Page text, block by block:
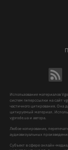
Использование материалов
систем гиперссылки на сайт
частичного цитирования. Она
цитируемый материал.
vgorode.ua и автора.
Любое копирование,
аудиовизуальных
Субъект в сфере онлайн-